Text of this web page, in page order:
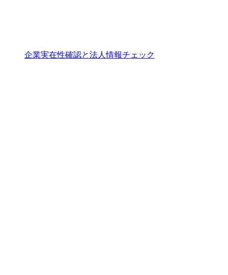
企業実在性確認と法人情報チェック